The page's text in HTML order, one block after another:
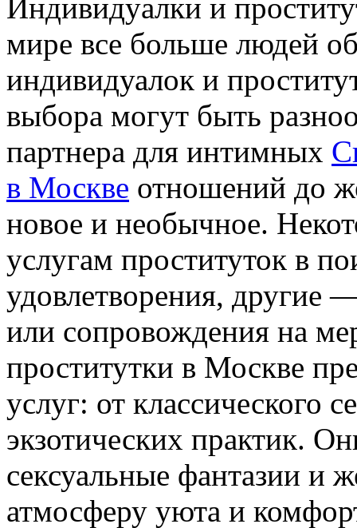
Индивидуaлки и
мире все больше людей
индивидуалок и
выбора могут быть
партнера для интимных
в Москве отношений до
новое и необычное.
услугам проституток в
удовлетворения, другие
или сопровождения на
проститутки в Москве
услуг: от классического
экзотических практик.
сексуальные фантазии и
атмосферу уюта и